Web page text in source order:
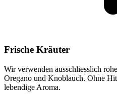
Frische Kräuter
Wir verwenden ausschliesslich
Oregano und Knoblauch. Ohne
lebendige Aroma.